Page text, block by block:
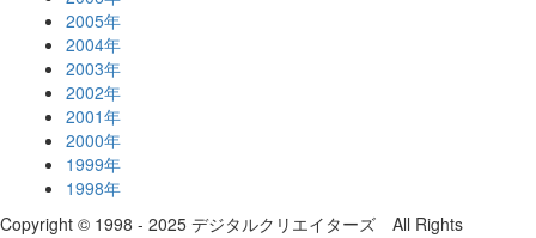
2005年
2004年
2003年
2002年
2001年
2000年
1999年
1998年
Copyright © 1998 - 2025 デジタルクリエイターズ All Rights